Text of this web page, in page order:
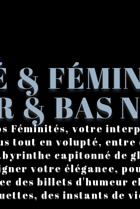
&
& BAS
Féminités, votre
tout en volupté,
capitonné de
votre élégance,
des billets d'humeur
des instants de